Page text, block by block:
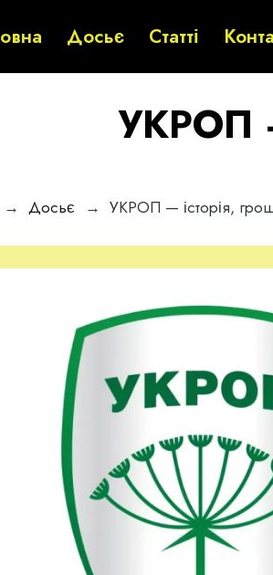
Досьє Статті
УКРОП —
→ Досьє → УКРОП — історія,